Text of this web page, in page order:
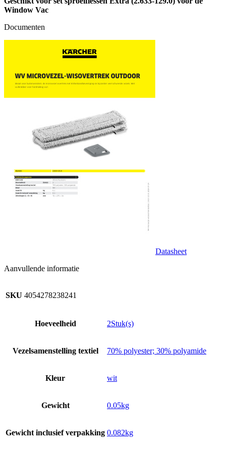
Window Vac
Documenten
Datasheet
Aanvullende informatie
SKU 4054278238241
Hoeveelheid 2Stuk(s)
Vezelsamenstelling textiel 70% polyester; 30% polyamide
Kleur wit
Gewicht 0.05kg
Gewicht inclusief verpakking 0.082kg